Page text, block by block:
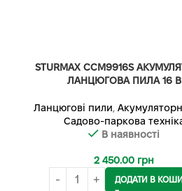
STURMAX CCM9916S
ЛАНЦЮГОВА ПИЛА 16 В
Ланцюгові пили,
Садово-паркова
В наявності
2 450.00 грн
ДОДАТИ В